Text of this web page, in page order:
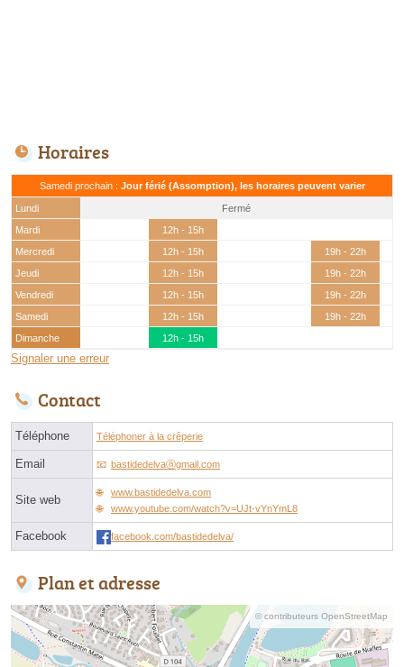
Horaires
Samedi prochain : Jour férié (Assomption), les horaires peuvent varier
Lundi
Fermé
Mardi
12h - 15h
Mercredi
12h - 15h
19h - 22h
Jeudi
12h - 15h
19h - 22h
Vendredi
12h - 15h
19h - 22h
Samedi
12h - 15h
19h - 22h
Dimanche
12h - 15h
Signaler une erreur
Contact
Téléphone Téléphoner à la crêperie
Email bastidedelvaⓐgmail.com
Site web
www.bastidedelva.com
www.youtube.com/watch?v=UJt-vYnYmL8
Facebook facebook.com/bastidedelva/
Plan et adresse
© contributeurs OpenStreetMap